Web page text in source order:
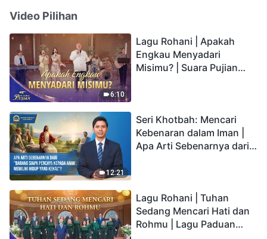
Video Pilihan
6:10
Lagu Rohani | Apakah
Engkau Menyadari
Misimu? | Suara Pujian
12:21
Seri Khotbah: Mencari
Kebenaran dalam Iman |
Apa Arti Sebenarnya dari
Lagu Rohani | Tuhan
Sedang Mencari Hati dan
Rohmu | Lagu Paduan